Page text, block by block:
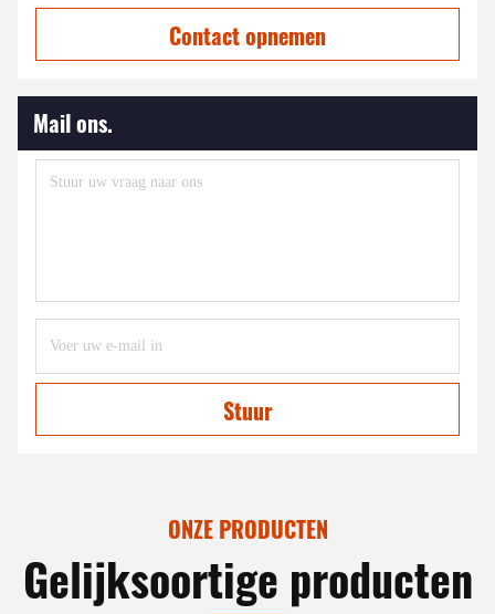
Contact opnemen
Mail ons.
Stuur
ONZE PRODUCTEN
Gelijksoortige producten